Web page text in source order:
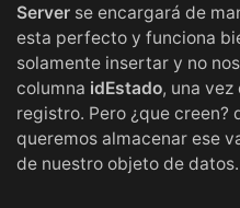
Server se encargará de
esta perfecto y funciona
solamente insertar y no
columna idEstado, una
registro. Pero ¿que creen?
queremos almacenar ese
de nuestro objeto de datos.